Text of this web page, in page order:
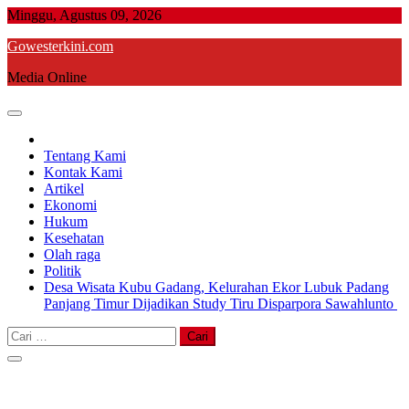
Skip
content
Minggu, Agustus 09, 2026
Gowesterkini.com
Media Online
Tentang Kami
Kontak Kami
Artikel
Ekonomi
Hukum
Kesehatan
Olah raga
Politik
Desa Wisata Kubu Gadang, Kelurahan Ekor Lubuk Padang
Panjang Timur Dijadikan Study Tiru Disparpora Sawahlunto
Cari
untuk: